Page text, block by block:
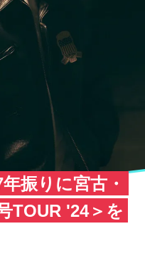
振りに宮古・
TOUR '24＞を